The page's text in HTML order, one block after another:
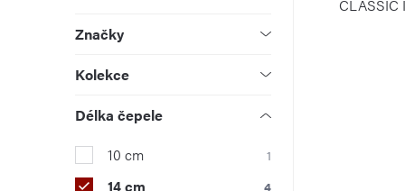
a
n
e
l
Značky
Kolekce
Délka čepele
10 cm
1
14 cm 4
udCLASSIC